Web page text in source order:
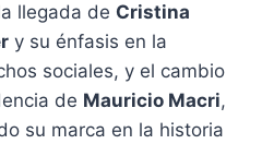
llegada de Cristina
y su énfasis en la
sociales, y el cambio
de Mauricio Macri,
su marca en la historia